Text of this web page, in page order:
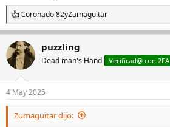
R
e
c
c
i
e
s
Coronado 82yZumaguitar
puzzling
Dead man's Hand Verificad@ con 2FA
4 May 2025
Zumaguitar dijo: